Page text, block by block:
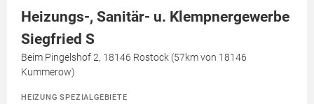
Heizungs-, Sanitär- u. Klempnergewerbe
Siegfried S
Beim Pingelshof 2, 18146 Rostock (57km von 18146
Kummerow)
HEIZUNG SPEZIALGEBIETE